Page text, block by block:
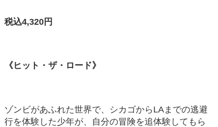
税込4,320円
《ヒット・ザ・ロード》
ゾンビがあふれた世界で、シカゴからLAまでの逃避
行を体験した少年が、自分の冒険を追体験してもら